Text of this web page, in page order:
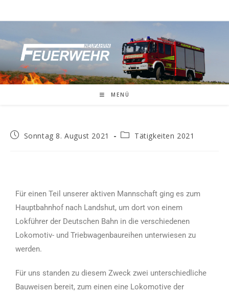
MENÜ
Sonntag 8. August 2021 Tätigkeiten 2021
Für einen Teil unserer aktiven Mannschaft ging es zum
Hauptbahnhof nach Landshut, um dort von einem
Lokführer der Deutschen Bahn in die verschiedenen
Lokomotiv- und Triebwagenbaureihen unterwiesen zu
werden.
Für uns standen zu diesem Zweck zwei unterschiedliche
Bauweisen bereit, zum einen eine Lokomotive der